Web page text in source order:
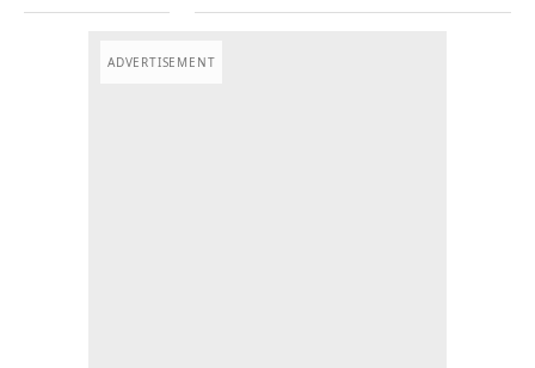
ADVERTISEMENT